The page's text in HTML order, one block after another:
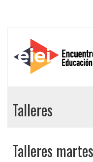
Talleres
Talleres